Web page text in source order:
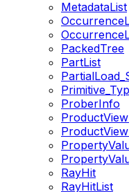
MetadataList
PackedTree
PartList
ProberInfo
RayHit
RayHitList